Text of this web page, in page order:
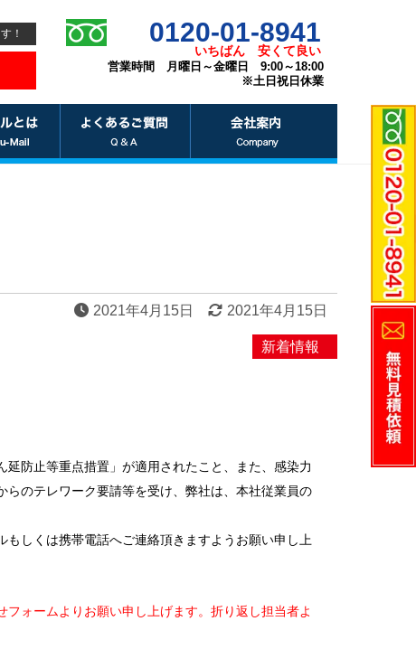
！ 0120-01-8941
いちばん 安くて良い
営業時間 月曜日～金曜日 9:00～18:00
※土日祝日休業
2021年4月15日 2021年4月15日
新着情報
防止等重点措置」が適用されたこと、また、感染力
のテレワーク要請等を受け、弊社は、本社従業員の
しくは携帯電話へご連絡頂きますようお願い申し上
ォームよりお願い申し上げます。折り返し担当者よ